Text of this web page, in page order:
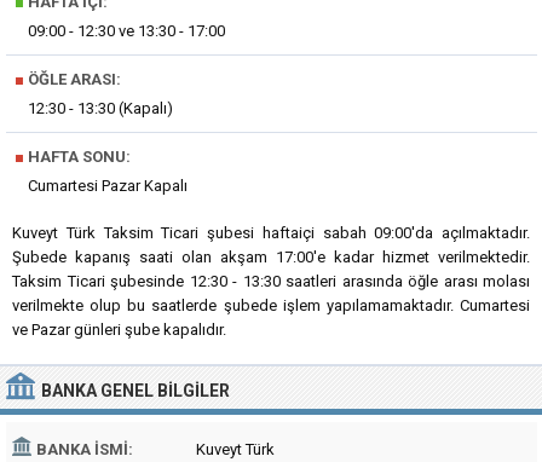
09:00 - 12:30 ve 13:30 - 17:00
■ ÖĞLE ARASI:
12:30 - 13:30 (Kapalı)
■ HAFTA SONU:
Cumartesi Pazar Kapalı
Kuveyt Türk Taksim Ticari şubesi haftaiçi sabah 09:00'da açılmaktadır.
Şubede kapanış saati olan akşam 17:00'e kadar hizmet verilmektedir.
Taksim Ticari şubesinde 12:30 - 13:30 saatleri arasında öğle arası molası
verilmekte olup bu saatlerde şubede işlem yapılamamaktadır. Cumartesi
ve Pazar günleri şube kapalıdır.
BANKA GENEL BILGILER
BANKA İSMI: Kuveyt Türk